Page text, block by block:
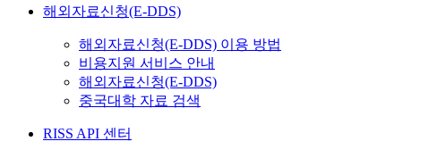
해외자료신청(E-DDS)
해외자료신청(E-DDS) 이용 방법
비용지원 서비스 안내
해외자료신청(E-DDS)
중국대학 자료 검색
RISS API 센터